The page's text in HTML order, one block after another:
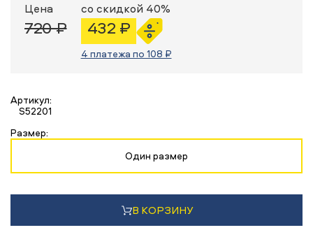
Цена
720 ₽
со скидкой 40%
432 ₽
4 платежа по 108 ₽
Артикул:
S52201
Размер:
Один размер
В КОРЗИНУ